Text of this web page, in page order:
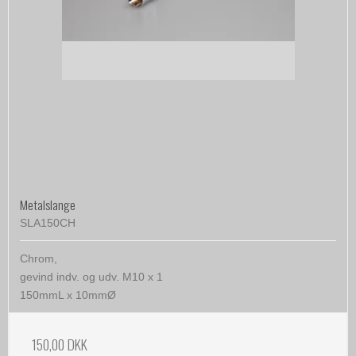
Metalslange
SLA150CH
Chrom,
gevind indv. og udv. M10 x 1
150mmL x 10mmØ
150,00 DKK